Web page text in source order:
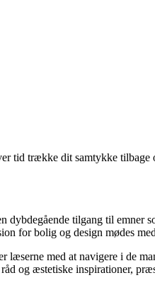
tid trække dit samtykke tilbage
tilgang til emner
for bolig og design mødes
med at navigere i de
og æstetiske inspirationer,